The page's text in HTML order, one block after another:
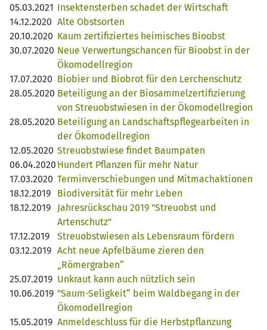
05.03.2021 Insektensterben schadet der Wirtschaft
14.12.2020 Alte Obstsorten
20.10.2020 Kaum zertifiziertes heimisches Bioobst
30.07.2020 Neue Verwertungschancen für Bioobst in der
Ökomodellregion
17.07.2020 Biobier und Biobrot für den Lerchenschutz
28.05.2020 Beteiligung an der Biosammelzertifizierung
von Streuobstwiesen in der Ökomodellregion
28.05.2020 Beteiligung an Landschaftspflegearbeiten in
der Ökomodellregion
12.05.2020 Streuobstwiese findet Baumpaten
06.04.2020 Hundert Pflanzen für mehr Natur
17.03.2020 Terminverschiebungen und Mitmachaktionen
18.12.2019
Biodiversität für mehr Leben
18.12.2019
Jahresrückschau 2019 "Streuobst und
Artenschutz"
17.12.2019
Streuobstwiesen als Lebensraum fördern
03.12.2019 Acht neue Apfelbäume zieren den
„Römergraben“
25.07.2019 Unkraut kann auch nützlich sein
10.06.2019 "Saum-Seligkeit“ beim Waldbegang in der
Ökomodellregion
15.05.2019 Anmeldeschluss für die Herbstpflanzung